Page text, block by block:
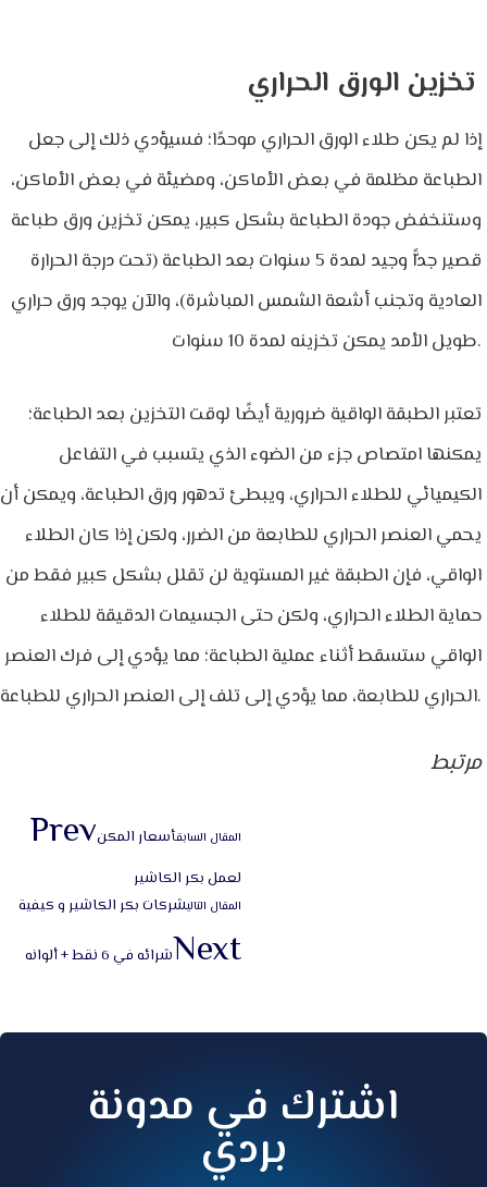
إذا لم يكن طلاء الورق الحراري موحدًا؛ فسيؤدي ذلك إلى جعل
الطباعة مظلمة في بعض الأماكن، ومضيئة في بعض الأماكن،
وستنخفض جودة الطباعة بشكل كبير، يمكن تخزين ورق طباعة
قصير جدًّا وجيد لمدة 5 سنوات بعد الطباعة (تحت درجة الحرارة
العادية وتجنب أشعة الشمس المباشرة)، والآن يوجد ورق حراري
طويل الأمد يمكن تخزينه لمدة 10 سنوات.
تعتبر الطبقة الواقية ضرورية أيضًا لوقت التخزين بعد الطباعة؛
يمكنها امتصاص جزء من الضوء الذي يتسبب في التفاعل
الكيميائي للطلاء الحراري، ويبطئ تدهور ورق الطباعة، ويمكن أن
يحمي العنصر الحراري للطابعة من الضرر، ولكن إذا كان الطلاء
الواقي، فإن الطبقة غير المستوية لن تقلل بشكل كبير فقط من
حماية الطلاء الحراري، ولكن حتى الجسيمات الدقيقة للطلاء
الواقي ستسقط أثناء عملية الطباعة؛ مما يؤدي إلى فرك العنصر
الحراري للطابعة، مما يؤدي إلى تلف إلى العنصر الحراري للطباعة.
مرتبط
Prev المقال السابقأسعار المكن
لعمل بكر الكاشير
المقال التاليشركات بكر الكاشير و كيفية
شرائه في 6 نقط + ألوانهNext
اشترك في مدونة
بردي